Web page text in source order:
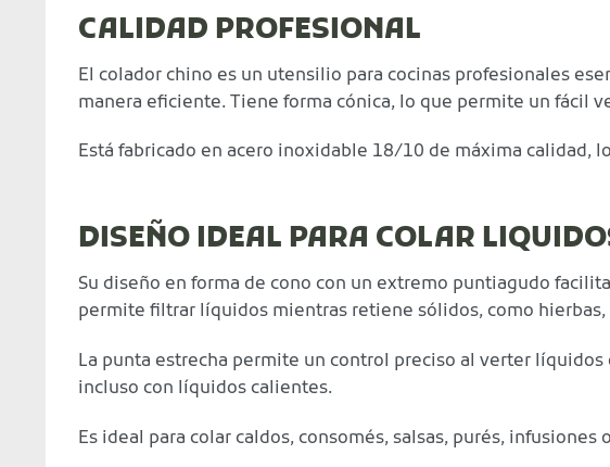
CALIDAD PROFESIONAL
El colador chino es un utensilio para cocinas profesionales
manera eficiente. Tiene forma cónica, lo que permite un fácil
Está fabricado en acero inoxidable 18/10 de máxima calidad,
DISEÑO IDEAL PARA COLAR
Su diseño en forma de cono con un extremo puntiagudo
permite filtrar líquidos mientras retiene sólidos, como
La punta estrecha permite un control preciso al verter
incluso con líquidos calientes.
Es ideal para colar caldos, consomés, salsas, purés,